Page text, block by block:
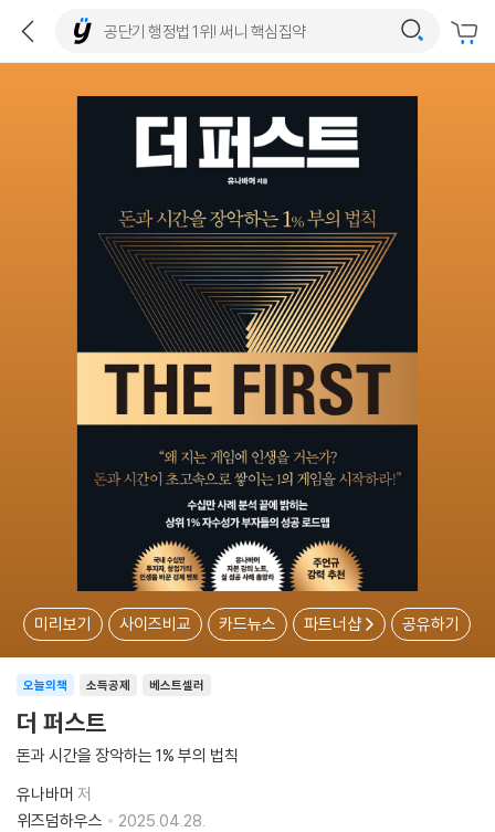
미리보기 사이즈비교 카드뉴스 파트너샵 공유하기
소득공제 베스트셀러
오늘의책
더 퍼스트
돈과 시간을 장악하는 1% 부의 법칙
유나바머 저
위즈덤하우스
2025.04.28.